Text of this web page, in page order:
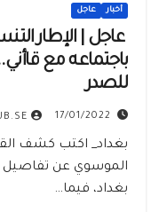
أخبار عاجل
عاجل | الإطار
باجتماعه مع
للصدر
17/01/2022
بغداد_ اكتب كشف
الموسوي عن تفاصيل
بغداد، فيما…